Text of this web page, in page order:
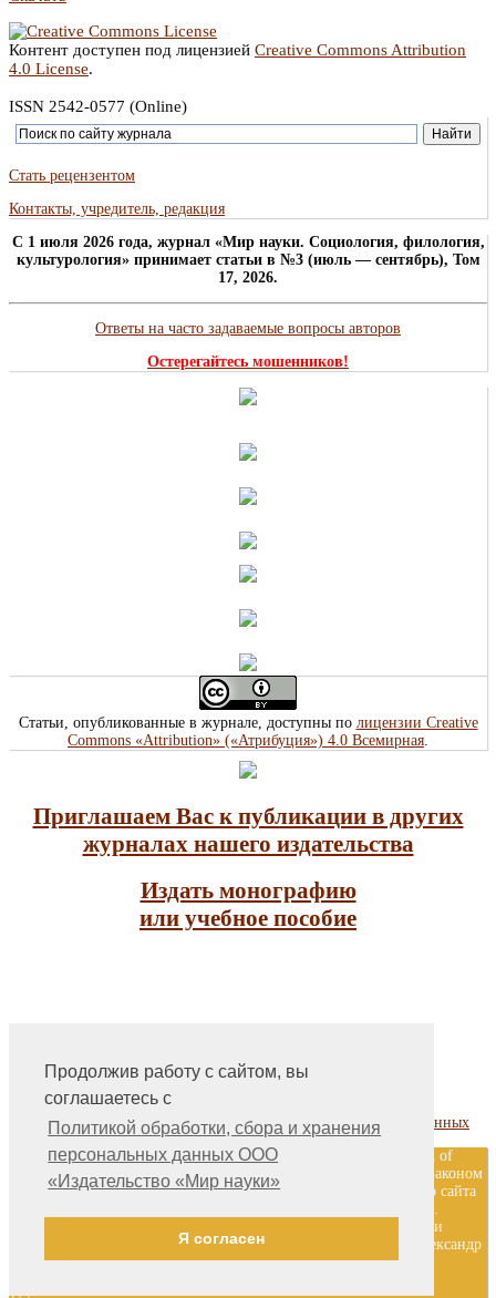
Продолжив работу с сайтом, вы
соглашаетесь с
Политикой обработки, сбора и хранения
персональных данных ООО
«Издательство «Мир науки»
Я согласен
Контент доступен под лицензией Creative Commons Attribution
4.0 License.
ISSN 2542-0577 (Online)
Стать рецензентом
Контакты, учредитель, редакция
C 1 июля 2026 года, журнал «Мир науки. Социология, филология,
культурология» принимает статьи в №3 (июль — сентябрь), Том
17, 2026.
Ответы на часто задаваемые вопросы авторов
Остерегайтесь мошенников!
Статьи, опубликованные в журнале, доступны по лицензии Creative
Commons «Attribution» («Атрибуция») 4.0 Всемирная.
Приглашаем Вас к публикации в других
журналах нашего издательства
Издать монографию
или учебное пособие
На главную
Контакты, учредитель, редакция
Политика обработки, сбора и хранения персональных данных
ООО «Издательство «Мир науки» \ «Publishing company «World of
science», LLC Материалы, размещенные на сайте, охраняются Законом
о защите авторских прав. Публикация любых материалов этого сайта
Авторские права на размещенные на сайте научные публикации
принадлежат их авторам. Разработка и поддержка сайта — Александр
Павлов, pavlov@mir-nauki.com